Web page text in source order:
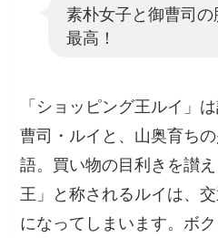
素朴女子と御曹司の
最高！
「ショッピング王ルイ」
曹司・ルイと、山奥育ち
語。買い物の目利きを讃
王」と称されるルイは、
になってしまいます。ボ